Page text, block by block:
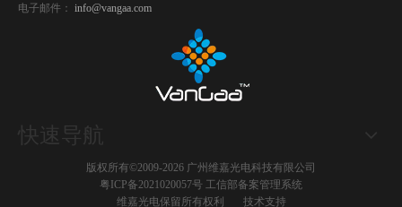
电子邮件： info@vangaa.com
快速导航
版权所有©2009-2026 广州维嘉光电科技有限公司
粤ICP备2021020057号 工信部备案管理系统
维嘉光电保留所有权利 技术支持